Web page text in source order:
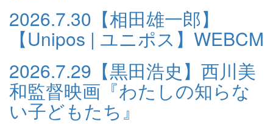
2026.7.30 【相田雄一郎】
【Unipos | ユニポス】WEBCM
2026.7.29 【黒田浩史】西川美
和監督映画『わたしの知らな
い子どもたち』